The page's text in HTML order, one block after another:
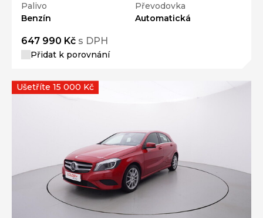
Palivo
Benzín
Převodovka
Automatická
647 990 Kč s DPH
Přidat k porovnání
Ušetříte 15 000 Kč